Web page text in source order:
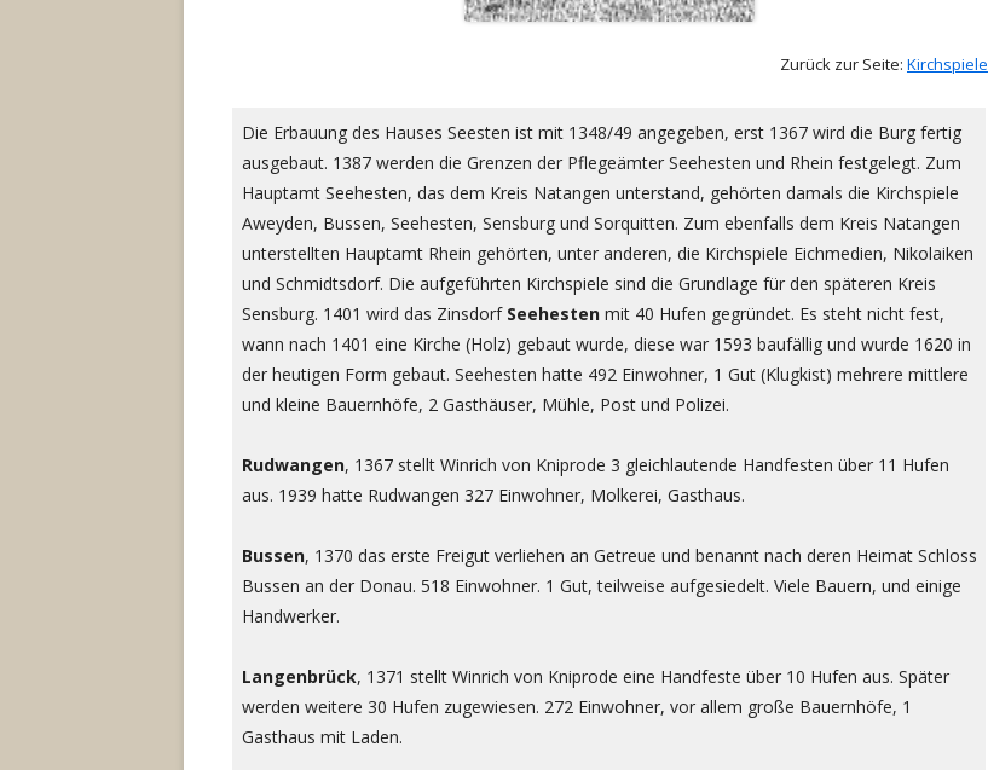
Zurück zur Seite: Kirchspiele
Die Erbauung des Hauses Seesten ist mit 1348/49 angegeben, erst 1367 wird die Burg fertig
ausgebaut. 1387 werden die Grenzen der Pflegeämter Seehesten und Rhein festgelegt. Zum
Hauptamt Seehesten, das dem Kreis Natangen unterstand, gehörten damals die Kirchspiele
Aweyden, Bussen, Seehesten, Sensburg und Sorquitten. Zum ebenfalls dem Kreis Natangen
unterstellten Hauptamt Rhein gehörten, unter anderen, die Kirchspiele Eichmedien, Nikolaiken
und Schmidtsdorf. Die aufgeführten Kirchspiele sind die Grundlage für den späteren Kreis
Sensburg. 1401 wird das Zinsdorf Seehesten mit 40 Hufen gegründet. Es steht nicht fest,
wann nach 1401 eine Kirche (Holz) gebaut wurde, diese war 1593 baufällig und wurde 1620 in
der heutigen Form gebaut. Seehesten hatte 492 Einwohner, 1 Gut (Klugkist) mehrere mittlere
und kleine Bauernhöfe, 2 Gasthäuser, Mühle, Post und Polizei.
Rudwangen, 1367 stellt Winrich von Kniprode 3 gleichlautende Handfesten über 11 Hufen
aus. 1939 hatte Rudwangen 327 Einwohner, Molkerei, Gasthaus.
Bussen, 1370 das erste Freigut verliehen an Getreue und benannt nach deren Heimat Schloss
Bussen an der Donau. 518 Einwohner. 1 Gut, teilweise aufgesiedelt. Viele Bauern, und einige
Handwerker.
Langenbrück, 1371 stellt Winrich von Kniprode eine Handfeste über 10 Hufen aus. Später
werden weitere 30 Hufen zugewiesen. 272 Einwohner, vor allem große Bauernhöfe, 1
Gasthaus mit Laden.